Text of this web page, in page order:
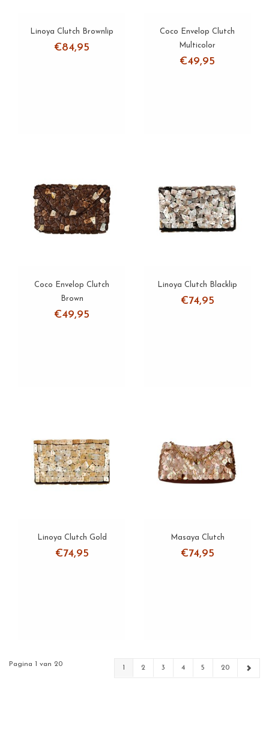
Linoya Clutch Brownlip
€84,95
Coco Envelop Clutch
Multicolor
€49,95
Coco Envelop Clutch
Brown
€49,95
Linoya Clutch Blacklip
€74,95
Linoya Clutch Gold
€74,95
Masaya Clutch
€74,95
Pagina 1 van 20 2 3 4 5 20